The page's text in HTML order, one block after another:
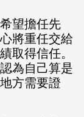
望擔任先
將重任交給
取得信任。
為自己算是
方需要證